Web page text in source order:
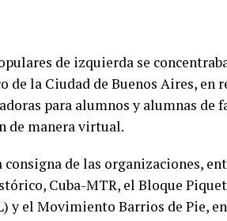
de izquierda se
la Ciudad de Buenos Aires, en
para alumnos y alumnas de
de manera virtual.
de las organizaciones,
Cuba-MTR, el Bloque
el Movimiento Barrios de Pie,